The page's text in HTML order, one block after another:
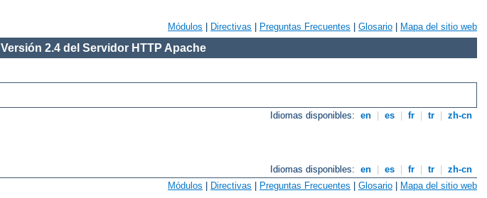
Módulos Directivas Preguntas Frecuentes Glosario Mapa del sitio web
Versión 2.4 del Servidor HTTP Apache
Idiomas disponibles: en es fr tr zh-cn
Idiomas disponibles: en es fr tr
zh-cn
Módulos | Directivas | Preguntas Frecuentes | Glosario | Mapa del sitio web